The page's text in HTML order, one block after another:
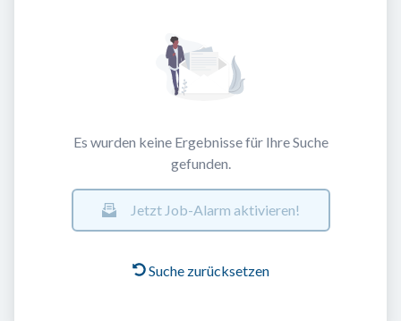
Es wurden keine Ergebnisse für Ihre Suche
gefunden.
Jetzt Job-Alarm aktivieren!
Suche zurücksetzen